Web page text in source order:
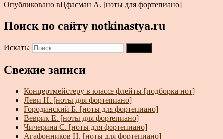
Опубликовано вЦфасман А. [ноты для фортепиано]
Поиск по сайту notkinastya.ru
Искать:
Свежие записи
Концертмейстеру в классе флейты [подборка нот]
Леви Н. [ноты для фортепиано]
Городинский Б. [ноты для фортепиано]
Веврик Е. [ноты для фортепиано]
Чичерина С. [ноты для фортепиано]
Агафонников Н. [ноты для фортепиано]